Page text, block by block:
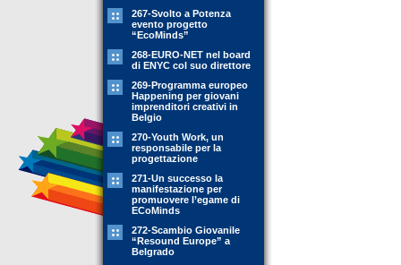
267-Svolto a Potenza
evento progetto
“EcoMinds”
268-EURO-NET nel board
di ENYC col suo direttore
269-Programma europeo
Happening per giovani
imprenditori creativi in
Belgio
270-Youth Work, un
responsabile per la
progettazione
271-Un successo la
manifestazione per
promuovere l’egame di
ECoMinds
272-Scambio Giovanile
“Resound Europe” a
Belgrado